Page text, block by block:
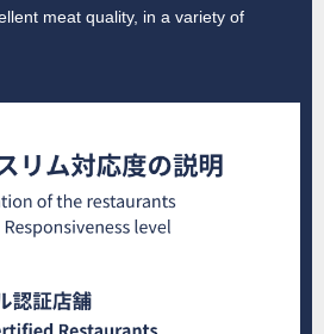
meat quality, in a variety of